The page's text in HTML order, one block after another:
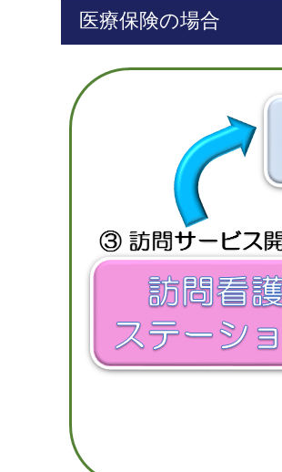
医療保険の場合